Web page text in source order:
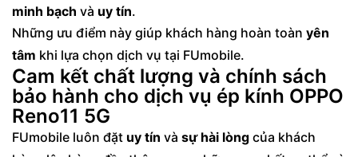
minh bạch và uy tín.
Những ưu điểm này giúp khách hàng hoàn toàn yên
tâm khi lựa chọn dịch vụ tại FUmobile.
Cam kết chất lượng và chính sách
bảo hành cho dịch vụ ép kính OPPO
Reno11 5G
FUmobile luôn đặt uy tín và sự hài lòng của khách